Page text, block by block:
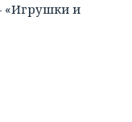
«Игрушки и